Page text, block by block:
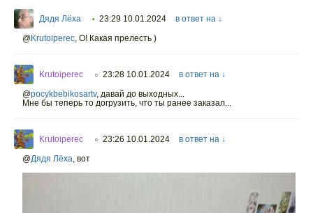
Дядя Лёха • 23:29 10.01.2024
в ответ на ↓
@Krutoiperec, О! Какая прелесть )
Krutoiperec ○ 23:28 10.01.2024
в ответ на ↓
@pocykbebikosartv, давай до выходных...
Мне бы теперь то догрузить, что ты ранее заказал...
Krutoiperec ○ 23:26 10.01.2024
в ответ на ↓
@Дядя Лёха, вот